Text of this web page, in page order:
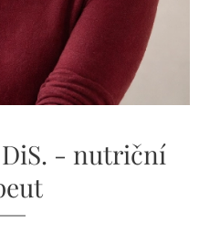
DiS. - nutriční